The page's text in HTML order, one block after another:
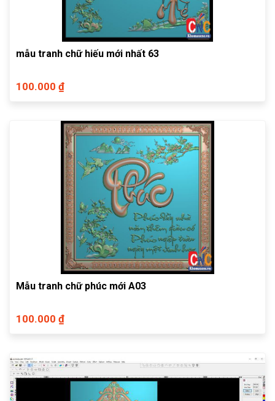
mẫu tranh chữ hiếu mới nhất 63
100.000 ₫
Mẫu tranh chữ phúc mới A03
100.000 ₫